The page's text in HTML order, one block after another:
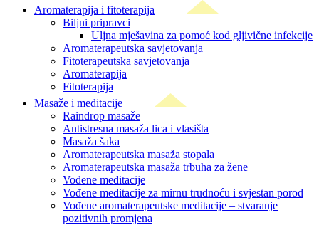
Aromaterapija i fitoterapija
Biljni pripravci
Uljna mješavina za pomoć kod gljivične infekcije
Aromaterapeutska savjetovanja
Fitoterapeutska savjetovanja
Aromaterapija
Fitoterapija
Masaže i meditacije
Raindrop masaže
Antistresna masaža lica i vlasišta
Masaža šaka
Aromaterapeutska masaža stopala
Aromaterapeutska masaža trbuha za žene
Vođene meditacije
Vođene meditacije za mirnu trudnoću i svjestan porod
Vođene aromaterapeutske meditacije – stvaranje
pozitivnih promjena